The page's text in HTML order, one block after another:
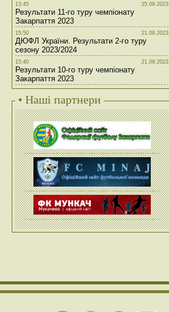
13:45 25.09.2023
Результати 11-го туру чемпіонату
Закарпаття 2023
15:50 21.09.2023
ДЮФЛ України. Результати 2-го туру
сезону 2023/2024
15:40 21.09.2023
Результати 10-го туру чемпіонату
Закарпаття 2023
• Наші партнери